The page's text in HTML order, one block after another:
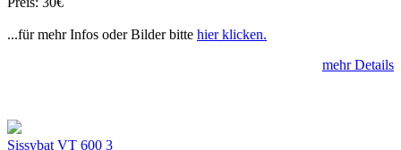
...für mehr Infos oder Bilder bitte hier klicken.
mehr Details
Sissybat VT 600 3